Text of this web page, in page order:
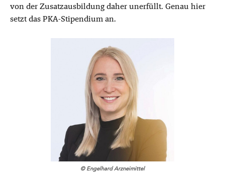
von der Zusatzausbildung daher unerfüllt. Genau hier
setzt das PKA-Stipendium an.
© Engelhard Arzneimittel